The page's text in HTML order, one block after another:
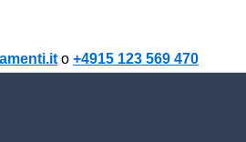
o +4915 123 569 470